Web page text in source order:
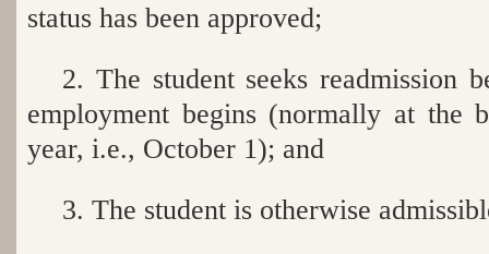
status has been approved;
2. The student seeks readmission
employment begins (normally at the
year, i.e., October 1); and
3. The student is otherwise